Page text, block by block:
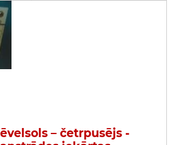
– četrpusējs -